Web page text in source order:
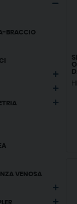
BRACCIO
VENOSA